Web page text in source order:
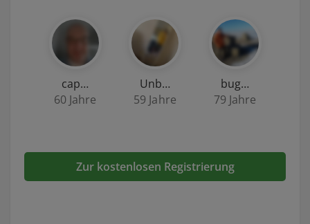
cap…
60 Jahre
Unb…
59 Jahre
bug…
79 Jahre
Zur kostenlosen Registrierung